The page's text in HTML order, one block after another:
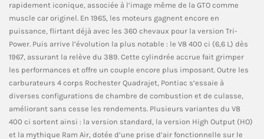
rapidement iconique, associée à l’image même de la GTO comme
muscle car originel. En 1965, les moteurs gagnent encore en
puissance, flirtant déjà avec les 360 chevaux pour la version Tri-
Power. Puis arrive l’évolution la plus notable : le V8 400 ci (6,6 L) dès
1967, assurant la relève du 389. Cette cylindrée accrue fait grimper
les performances et offre un couple encore plus imposant. Outre les
carburateurs 4 corps Rochester Quadrajet, Pontiac s’essaie à
diverses configurations de chambre de combustion et de culasse,
améliorant sans cesse les rendements. Plusieurs variantes du V8
400 ci sortent ainsi : la version standard, la version High Output (HO)
et la mythique Ram Air, dotée d’une prise d’air fonctionnelle sur le